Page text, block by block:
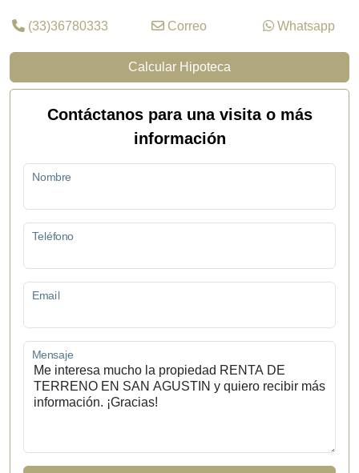
(33)36780333 Correo Whatsapp
Calcular Hipoteca
Contáctanos para una visita o más
información
Nombre
Teléfono
Email
Mensaje